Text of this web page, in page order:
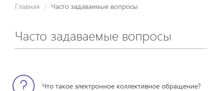
Главная Часто задаваемые вопросы
Часто задаваемые вопросы
Что такое электронное коллективное обращение?